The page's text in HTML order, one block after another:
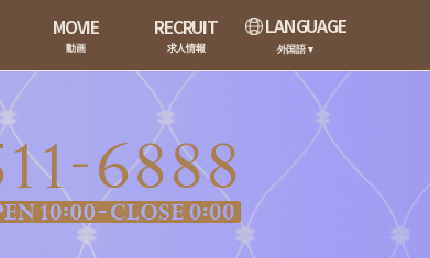
MOVIE
動画
RECRUIT
求人情報
LANGUAGE
外国語▼